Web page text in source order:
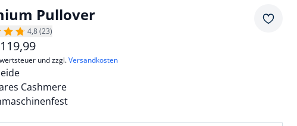
Pullover
4,8 (23)
119,99
und zzgl.Versandkosten
Cashmere